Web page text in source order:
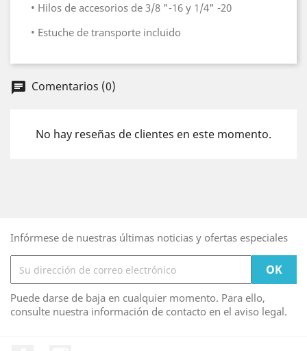
• Hilos de accesorios de 3/8 "-16 y 1/4" -20
• Estuche de transporte incluido
chat Comentarios (0)
No hay reseñas de clientes en este momento.
Infórmese de nuestras últimas noticias y ofertas especiales
Puede darse de baja en cualquier momento. Para ello,
consulte nuestra información de contacto en el aviso legal.